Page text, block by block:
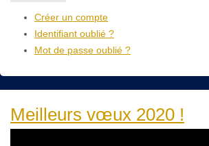
Créer un compte
Identifiant oublié ?
Mot de passe oublié ?
Meilleurs vœux 2020 !